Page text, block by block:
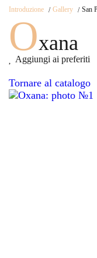
Introduzione Gallery San
Oxana
Aggiungi ai preferiti
Tornare al catalogo